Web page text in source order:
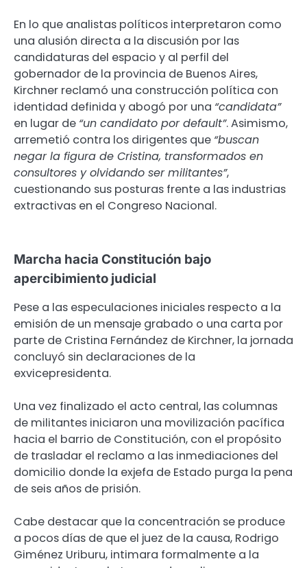
En lo que analistas políticos interpretaron como
una alusión directa a la discusión por las
candidaturas del espacio y al perfil del
gobernador de la provincia de Buenos Aires,
Kirchner reclamó una construcción política con
identidad definida y abogó por una “candidata”
en lugar de “un candidato por default”. Asimismo,
arremetió contra los dirigentes que “buscan
negar la figura de Cristina, transformados en
consultores y olvidando ser militantes”,
cuestionando sus posturas frente a las industrias
extractivas en el Congreso Nacional.
Marcha hacia Constitución bajo
apercibimiento judicial
Pese a las especulaciones iniciales respecto a la
emisión de un mensaje grabado o una carta por
parte de Cristina Fernández de Kirchner, la jornada
concluyó sin declaraciones de la
exvicepresidenta.
Una vez finalizado el acto central, las columnas
de militantes iniciaron una movilización pacífica
hacia el barrio de Constitución, con el propósito
de trasladar el reclamo a las inmediaciones del
domicilio donde la exjefa de Estado purga la pena
de seis años de prisión.
Cabe destacar que la concentración se produce
a pocos días de que el juez de la causa, Rodrigo
Giménez Uriburu, intimara formalmente a la